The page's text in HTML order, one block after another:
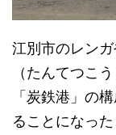
江別市のレン
（たんてつこ
「炭鉄港」の
ることになった